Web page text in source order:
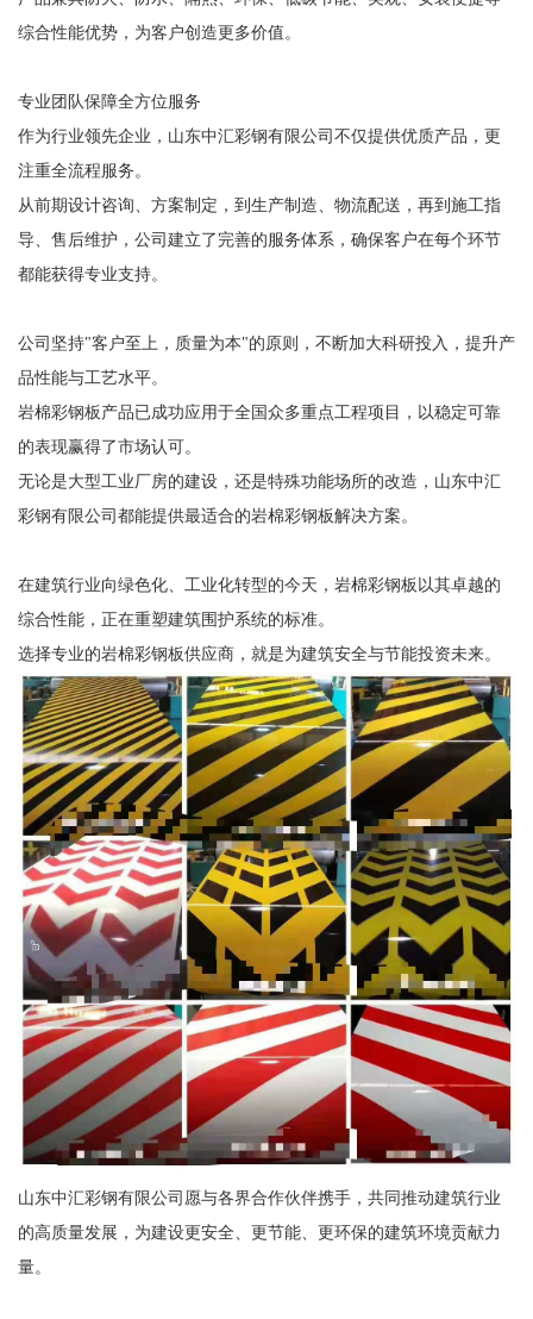
综合性能优势，为客户创造更多价值。
专业团队保障全方位服务
作为行业领先企业，山东中汇彩钢有限公司不仅提供优质产品，更
注重全流程服务。
从前期设计咨询、方案制定，到生产制造、物流配送，再到施工指
导、售后维护，公司建立了完善的服务体系，确保客户在每个环节
都能获得专业支持。
公司坚持"客户至上，质量为本"的原则，不断加大科研投入，提升产
品性能与工艺水平。
岩棉彩钢板产品已成功应用于全国众多重点工程项目，以稳定可靠
的表现赢得了市场认可。
无论是大型工业厂房的建设，还是特殊功能场所的改造，山东中汇
彩钢有限公司都能提供最适合的岩棉彩钢板解决方案。
在建筑行业向绿色化、工业化转型的今天，岩棉彩钢板以其卓越的
综合性能，正在重塑建筑围护系统的标准。
选择专业的岩棉彩钢板供应商，就是为建筑安全与节能投资未来。
山东中汇彩钢有限公司愿与各界合作伙伴携手，共同推动建筑行业
的高质量发展，为建设更安全、更节能、更环保的建筑环境贡献力
量。